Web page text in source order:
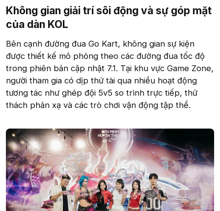
Không gian giải trí sôi động và sự góp mặt
của dàn KOL​
Bên cạnh đường đua Go Kart, không gian sự kiện
được thiết kế mô phỏng theo các đường đua tốc độ
trong phiên bản cập nhật 7.1. Tại khu vực Game Zone,
người tham gia có dịp thử tài qua nhiều hoạt động
tương tác như ghép đội 5v5 so trình trực tiếp, thử
thách phản xạ và các trò chơi vận động tập thể.